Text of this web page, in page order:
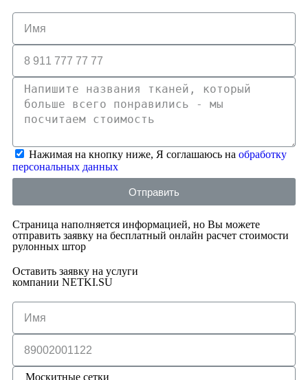
Нажимая на кнопку ниже, Я соглашаюсь на обработку
персональных данных
Отправить
Страница наполняется информацией, но Вы можете
отправить заявку на бесплатный онлайн расчет стоимости
рулонных штор
Оставить заявку на услуги
компании NETKI.SU